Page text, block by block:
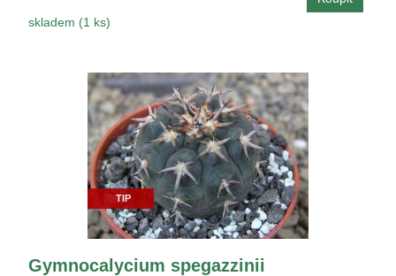
skladem (1 ks)
TIP
Gymnocalycium spegazzinii